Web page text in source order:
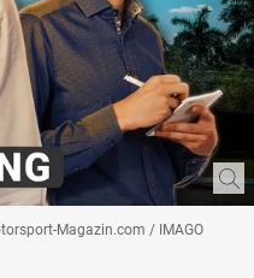
Magazin.com / IMAGO